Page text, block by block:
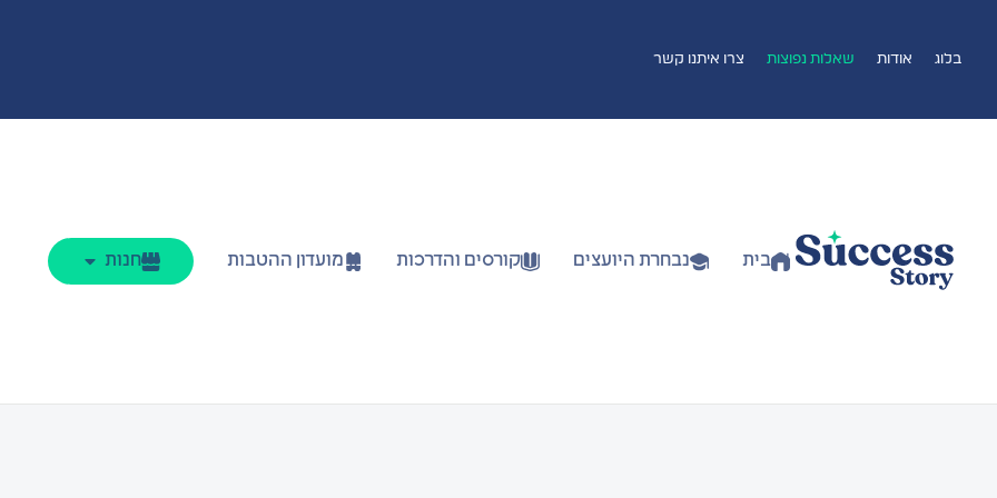
בלוג אודות שאלות נפוצות צרו איתנו קשר
בית נבחרת היועצים קורסים והדרכות מועדון ההטבות חנות